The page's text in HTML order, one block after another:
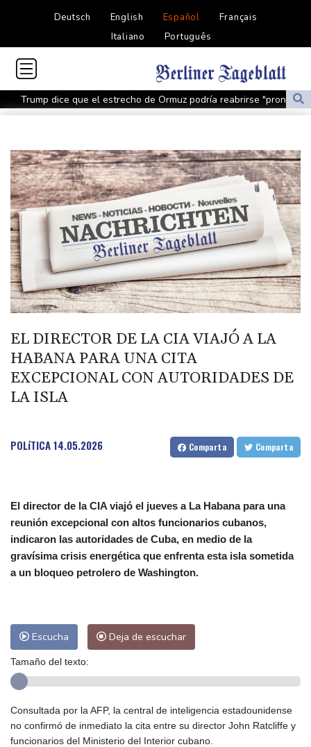
Deutsch English Español
Français
Italiano
Português
Trump dice que el estrecho de Ormuz podría reabrirse "pronto"
Llega a 80 el saldo de muertos que trataban de llegar a Ceuta,
El Barça cancela un amistoso en Marruecos tras la entrada
masiva de migrantes en Ceuta
Indonesia lucha contra un incendio en el monte Bromo mientras
se instala El Niño
Condenan a Meta a pagar 567 millones de dólares al estado de
EEUU por el caso de menores en las redes sociales
Indonesia lucha contra incendio en el monte Bromo mientras se
instala El Niño
Washington extiende el control de las redes sociales a los
solicitantes de visado
Las autoridades sirias revisan el balance de la explosión en las
afueras de Damasco, sin víctimas mortales
El banco central de México mantiene su tasa de referencia sin
Valencia
EL DIRECTOR DE LA CIA VIAJÓ A LA
HABANA PARA UNA CITA
EXCEPCIONAL CON AUTORIDADES DE
LA ISLA
POLíTICA14.05.2026 Comparta Comparta
El director de la CIA viajó el jueves a La Habana para una
reunión excepcional con altos funcionarios cubanos,
indicaron las autoridades de Cuba, en medio de la
gravísima crisis energética que enfrenta esta isla sometida
a un bloqueo petrolero de Washington.
Escucha Deja de escuchar
Tamaño del texto:
Consultada por la AFP, la central de inteligencia estadounidense
no confirmó de inmediato la cita entre su director John Ratcliffe y
funcionarios del Ministerio del Interior cubano.